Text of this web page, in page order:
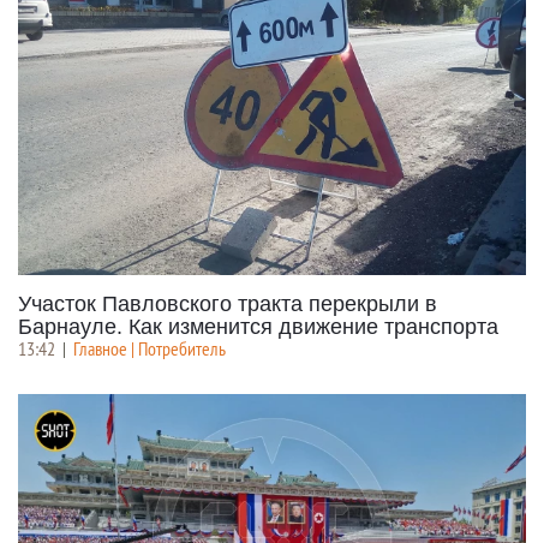
Участок Павловского тракта перекрыли в
Барнауле. Как изменится движение транспорта
13:42 | Главное | Потребитель